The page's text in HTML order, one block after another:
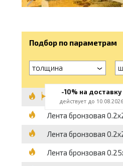
Подбор по параметрам
толщина
Лента бронзовая
Лента бронзовая
Лента бронзовая
Лента бронзовая
-10% на доставку
действует до 10.08.2026